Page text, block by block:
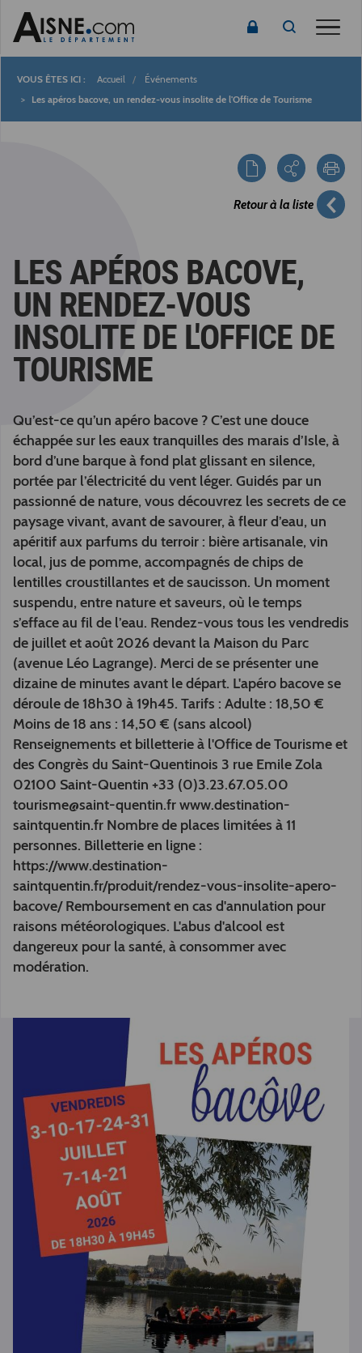
Fil
Accueil
Événements
Les apéros bacove, un rendez-vous insolite de l'Office de Tourisme
Retour à la liste
LES APÉROS BACOVE,
UN RENDEZ-VOUS
INSOLITE DE L'OFFICE DE
TOURISME
Qu’est-ce qu’un apéro bacove ? C’est une douce
échappée sur les eaux tranquilles des marais d’Isle, à
bord d’une barque à fond plat glissant en silence,
portée par l’électricité du vent léger. Guidés par un
passionné de nature, vous découvrez les secrets de ce
paysage vivant, avant de savourer, à fleur d’eau, un
apéritif aux parfums du terroir : bière artisanale, vin
local, jus de pomme, accompagnés de chips de
lentilles croustillantes et de saucisson. Un moment
suspendu, entre nature et saveurs, où le temps
s’efface au fil de l’eau. Rendez-vous tous les vendredis
de juillet et août 2026 devant la Maison du Parc
(avenue Léo Lagrange). Merci de se présenter une
dizaine de minutes avant le départ. L'apéro bacove se
déroule de 18h30 à 19h45. Tarifs : Adulte : 18,50 €
Moins de 18 ans : 14,50 € (sans alcool)
Renseignements et billetterie à l'Office de Tourisme et
des Congrès du Saint-Quentinois 3 rue Emile Zola
02100 Saint-Quentin +33 (0)3.23.67.05.00
tourisme@saint-quentin.fr www.destination-
saintquentin.fr Nombre de places limitées à 11
personnes. Billetterie en ligne :
https://www.destination-
saintquentin.fr/produit/rendez-vous-insolite-apero-
bacove/ Remboursement en cas d'annulation pour
raisons météorologiques. L'abus d'alcool est
dangereux pour la santé, à consommer avec
modération.